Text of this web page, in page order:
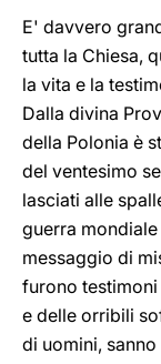
E' davvero
tutta la Chiesa,
la vita e la
Dalla divina
della Polonia è
del ventesimo
lasciati alle
guerra
messaggio di
furono
e delle orribili
di uomini,